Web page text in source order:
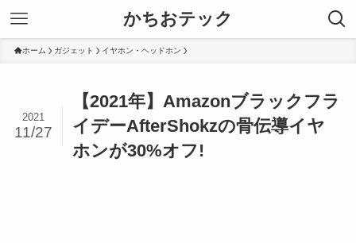
かちおテック
ホーム ガジェット イヤホン・ヘッドホン
【2021年】Amazonブラックフラ
イデーAfterShokzの骨伝導イヤ
ホンが30%オフ!
2021
11/27